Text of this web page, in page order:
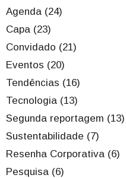
Agenda (24)
Capa (23)
Convidado (21)
Eventos (20)
Tendências (16)
Tecnologia (13)
Segunda reportagem (13)
Sustentabilidade (7)
Resenha Corporativa (6)
Pesquisa (6)